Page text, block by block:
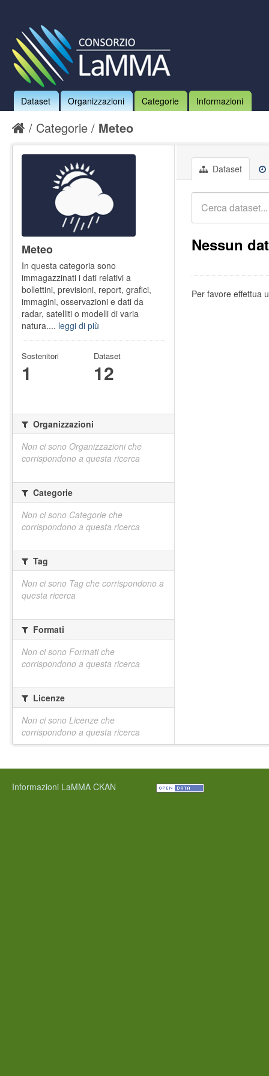
Dataset Organizzazioni Categorie Informazioni
Categorie Meteo
Dataset
Nessun
Per favore effettua
Meteo
In questa categoria sono
immagazzinati i dati relativi a
bollettini, previsioni, report, grafici,
immagini, osservazioni e dati da
radar, satelliti o modelli di varia
natura.... leggi di più
Sostenitori
1
Dataset
12
Organizzazioni
Non ci sono Organizzazioni che
corrispondono a questa ricerca
Categorie
Non ci sono Categorie che
corrispondono a questa ricerca
Tag
Non ci sono Tag che corrispondono a
questa ricerca
Formati
Non ci sono Formati che
corrispondono a questa ricerca
Licenze
Non ci sono Licenze che
corrispondono a questa ricerca
Informazioni LaMMA CKAN